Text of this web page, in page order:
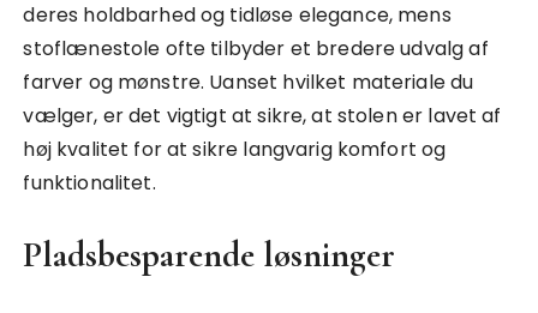
deres holdbarhed og tidløse elegance, mens
stoflænestole ofte tilbyder et bredere udvalg af
farver og mønstre. Uanset hvilket materiale du
vælger, er det vigtigt at sikre, at stolen er lavet af
høj kvalitet for at sikre langvarig komfort og
funktionalitet.
Pladsbesparende løsninger